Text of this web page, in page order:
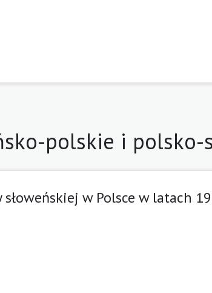
polskie i polsko-
w Polsce w latach